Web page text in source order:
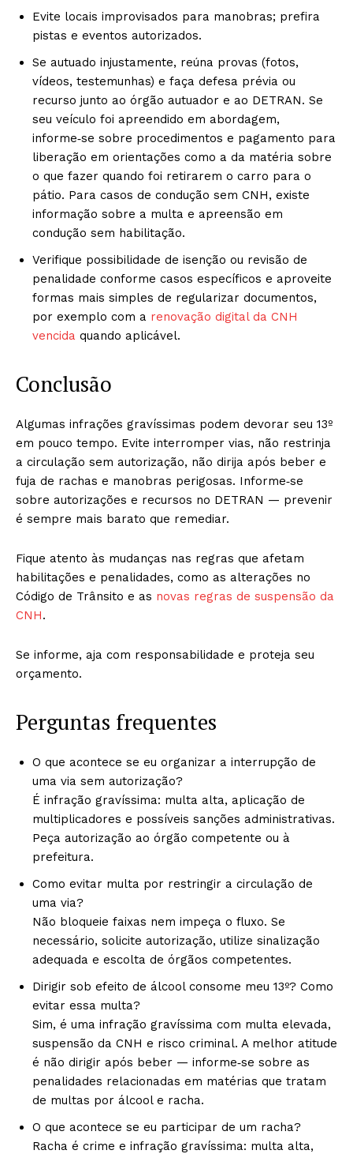
Evite locais improvisados para manobras; prefira
pistas e eventos autorizados.
Se autuado injustamente, reúna provas (fotos,
vídeos, testemunhas) e faça defesa prévia ou
recurso junto ao órgão autuador e ao DETRAN. Se
seu veículo foi apreendido em abordagem,
informe‑se sobre procedimentos e pagamento para
liberação em orientações como a da matéria sobre
o que fazer quando foi retirarem o carro para o
pátio. Para casos de condução sem CNH, existe
informação sobre a multa e apreensão em
condução sem habilitação.
Verifique possibilidade de isenção ou revisão de
penalidade conforme casos específicos e aproveite
formas mais simples de regularizar documentos,
por exemplo com a renovação digital da CNH
vencida quando aplicável.
Conclusão
Algumas infrações gravíssimas podem devorar seu 13º
em pouco tempo. Evite interromper vias, não restrinja
a circulação sem autorização, não dirija após beber e
fuja de rachas e manobras perigosas. Informe‑se
sobre autorizações e recursos no DETRAN — prevenir
é sempre mais barato que remediar.
Fique atento às mudanças nas regras que afetam
habilitações e penalidades, como as alterações no
Código de Trânsito e as novas regras de suspensão da
CNH.
Se informe, aja com responsabilidade e proteja seu
orçamento.
Perguntas frequentes
O que acontece se eu organizar a interrupção de
uma via sem autorização?
É infração gravíssima: multa alta, aplicação de
multiplicadores e possíveis sanções administrativas.
Peça autorização ao órgão competente ou à
prefeitura.
Como evitar multa por restringir a circulação de
uma via?
Não bloqueie faixas nem impeça o fluxo. Se
necessário, solicite autorização, utilize sinalização
adequada e escolta de órgãos competentes.
Dirigir sob efeito de álcool consome meu 13º? Como
evitar essa multa?
Sim, é uma infração gravíssima com multa elevada,
suspensão da CNH e risco criminal. A melhor atitude
é não dirigir após beber — informe‑se sobre as
penalidades relacionadas em matérias que tratam
de multas por álcool e racha.
O que acontece se eu participar de um racha?
Racha é crime e infração gravíssima: multa alta,